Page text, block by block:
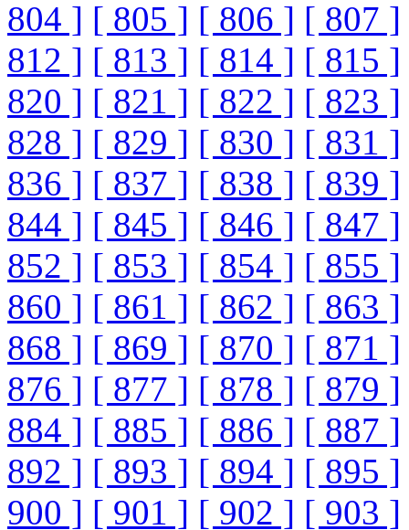
804 ] [ 805 ] [ 806 ] [ 807 ]
812 ] [ 813 ] [ 814 ] [ 815 ]
820 ] [ 821 ] [ 822 ] [ 823 ]
828 ] [ 829 ] [ 830 ] [ 831 ]
836 ] [ 837 ] [ 838 ] [ 839 ]
844 ] [ 845 ] [ 846 ] [ 847 ]
852 ] [ 853 ] [ 854 ] [ 855 ]
860 ] [ 861 ] [ 862 ] [ 863 ]
868 ] [ 869 ] [ 870 ] [ 871 ]
876 ] [ 877 ] [ 878 ] [ 879 ]
884 ] [ 885 ] [ 886 ] [ 887 ]
892 ] [ 893 ] [ 894 ] [ 895 ]
900 ] [ 901 ] [ 902 ] [ 903 ]